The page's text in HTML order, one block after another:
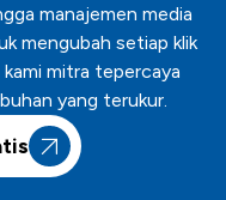
manajemen media
mengubah setiap klik
mitra tepercaya
yang terukur.